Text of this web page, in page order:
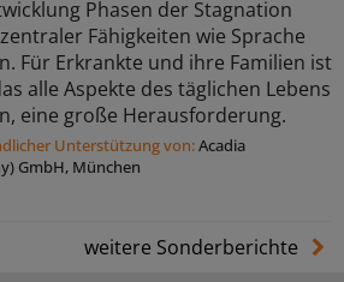
Phasen der Stagnation
Fähigkeiten wie Sprache
Für Erkrankte und ihre Familien ist
alle Aspekte des täglichen Lebens
eine große Herausforderung.
Unterstützung von:Acadia
GmbH, München
weitere Sonderberichte